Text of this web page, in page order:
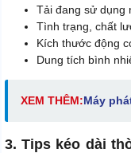
Tải đang sử dụng
Tình trạng, chất
Kích thước động
Dung tích bình
XEM THÊM:Máy
3. Tips kéo dài